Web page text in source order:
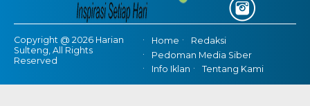
Copyright @ 2026 Harian
Sulteng, All Rights
Reserved
Home
Redaksi
Pedoman Media Siber
Info Iklan
Tentang Kami